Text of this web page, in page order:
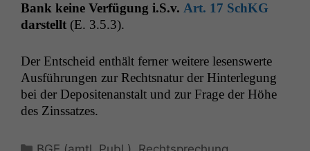
Bank keine Ver­fü­gung i.S.v. Art. 17 SchKG
darstellt (E. 3.5.3).
Der Entscheid enthält fern­er weit­ere lesenswerte
Aus­führun­gen zur Recht­snatur der Hin­ter­legung
bei der Deposi­te­nanstalt und zur Frage der Höhe
des Zinssatzes.
Kategorien